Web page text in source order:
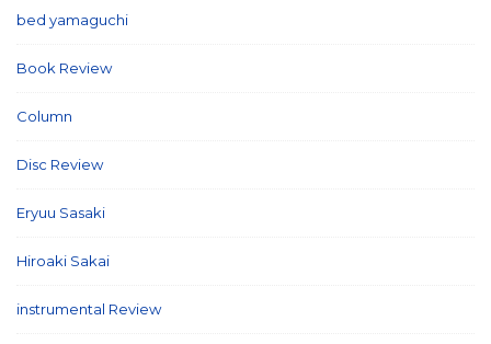
bed yamaguchi
Book Review
Column
Disc Review
Eryuu Sasaki
Hiroaki Sakai
instrumental Review